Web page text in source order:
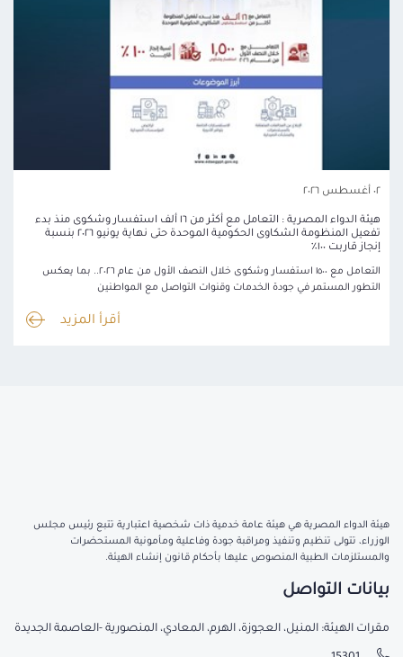
٠٢ أغسطس ٢٠٢٦
هيئة الدواء المصرية : التعامل مع أكثر من ١٦ ألف استفسار وشكوى منذ بدء
تفعيل المنظومة الشكاوى الحكومية الموحدة حتى نهاية يونيو ٢٠٢٦ بنسبة
إنجاز قاربت ١٠٠٪
التعامل مع ١٥٠٠ استفسار وشكوى خلال النصف الأول من عام ٢٠٢٦.. بما يعكس
التطور المستمر في جودة الخدمات وقنوات التواصل مع المواطنين
أقرأ المزيد
هيئة الدواء المصرية هي هيئة عامة خدمية ذات شخصية اعتبارية تتبع رئيس مجلس
الوزراء، تتولى تنظيم وتنفيذ ومراقبة جودة وفاعلية ومأمونية المستحضرات
والمستلزمات الطبية المنصوص عليها بأحكام قانون إنشاء الهيئة.
بيانات التواصل
مقرات الهيئة: المنيل، العجوزة، الهرم، المعادي، المنصورية -العاصمة الجديدة